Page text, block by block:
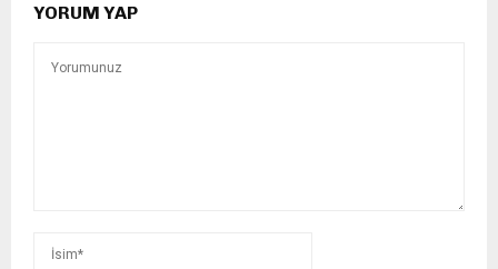
YORUM YAP